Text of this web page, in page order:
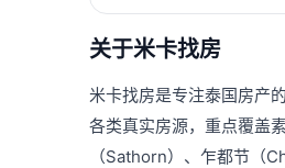
关于米卡找房
米卡找房是专注泰国房产
各类真实房源，重点覆盖
（Sathorn）、乍都节（